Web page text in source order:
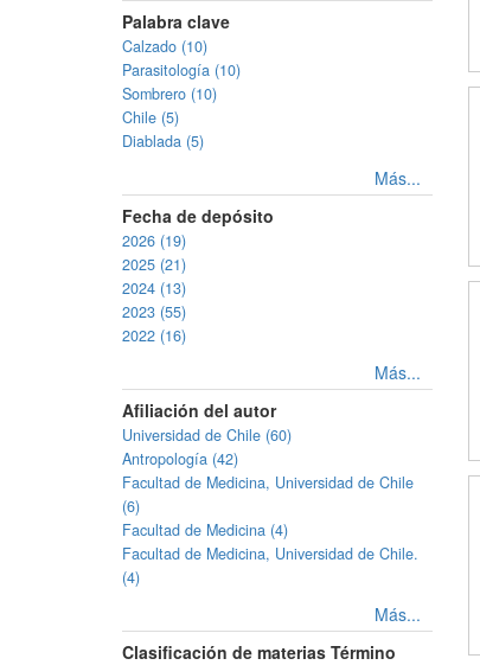
Palabra clave
Calzado (10)
Parasitología (10)
Sombrero (10)
Chile (5)
Diablada (5)
Más...
Fecha de depósito
2026 (19)
2025 (21)
2024 (13)
2023 (55)
2022 (16)
Más...
Afiliación del autor
Universidad de Chile (60)
Antropología (42)
Facultad de Medicina, Universidad de Chile
(6)
Facultad de Medicina (4)
Facultad de Medicina, Universidad de Chile.
(4)
Más...
Clasificación de materias Término